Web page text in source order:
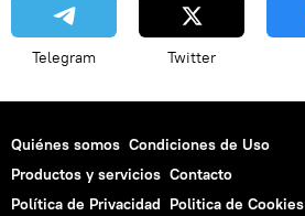
Telegram Twitter
Quiénes somos Condiciones de Uso
Productos y servicios Contacto
Política de Privacidad Politica de Cookies